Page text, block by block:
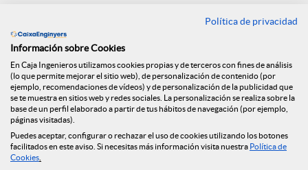
e
d
e
Caja de Ingenieros
firma un convenio con
el Colegio de
Arquitectura Técnica
de Barcelona
Política de privacidad
Información sobre Cookies
En Caja Ingenieros utilizamos cookies propias y de terceros con fines de análisis
(lo que permite mejorar el sitio web), de personalización de contenido (por
ejemplo, recomendaciones de vídeos) y de personalización de la publicidad que
se te muestra en sitios web y redes sociales. La personalización se realiza sobre la
base de un perfil elaborado a partir de tus hábitos de navegación (por ejemplo,
páginas visitadas).
Puedes aceptar, configurar o rechazar el uso de cookies utilizando los botones
facilitados en este aviso. Si necesitas más información visita nuestra Política de
Cookies